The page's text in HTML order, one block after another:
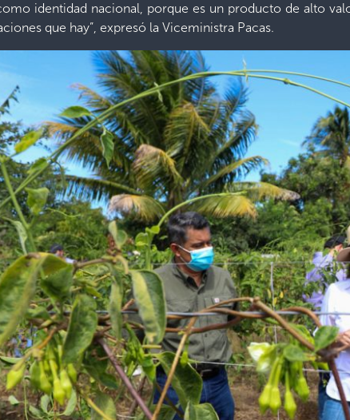
identidad nacional, porque es un producto de alto
que hay”, expresó la Viceministra Pacas.